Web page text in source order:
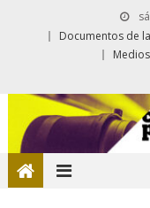
Documentos de la